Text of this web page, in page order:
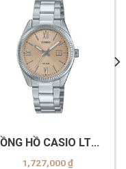
HỒ CASIO LTP-
1302DD-4A2VDF
1,727,000₫